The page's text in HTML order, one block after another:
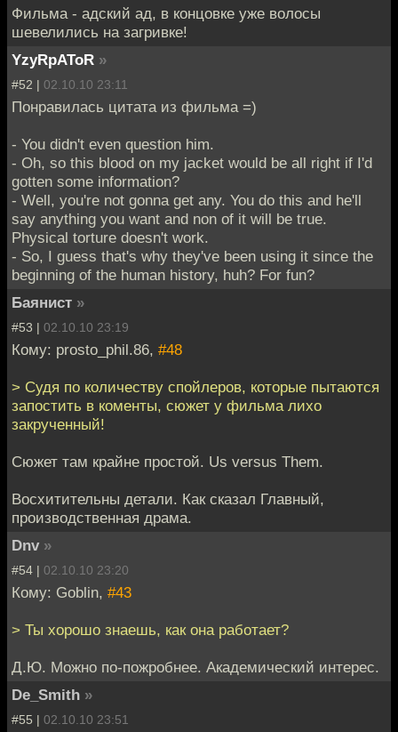
Фильма - адский ад, в концовке уже волосы
шевелились на загривке!
YzyRpAToR »
#52 | 02.10.10 23:11
Понравилась цитата из фильма =)
- You didn't even question him.
- Oh, so this blood on my jacket would be all right if I'd
gotten some information?
- Well, you're not gonna get any. You do this and he'll
say anything you want and non of it will be true.
Physical torture doesn't work.
- So, I guess that's why they've been using it since the
beginning of the human history, huh? For fun?
Баянист »
#53 | 02.10.10 23:19
Кому: prosto_phil.86, #48
> Судя по количеству спойлеров, которые пытаются
запостить в коменты, сюжет у фильма лихо
закрученный!
Сюжет там крайне простой. Us versus Them.
Восхитительны детали. Как сказал Главный,
производственная драма.
Dnv »
#54 | 02.10.10 23:20
Кому: Goblin, #43
> Ты хорошо знаешь, как она работает?
Д.Ю. Можно по-пожробнее. Академический интерес.
De_Smith »
#55 | 02.10.10 23:51